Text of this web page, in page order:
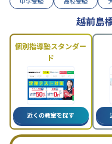
越前島
個別指導塾スタンダー
ド
近くの教室を探す